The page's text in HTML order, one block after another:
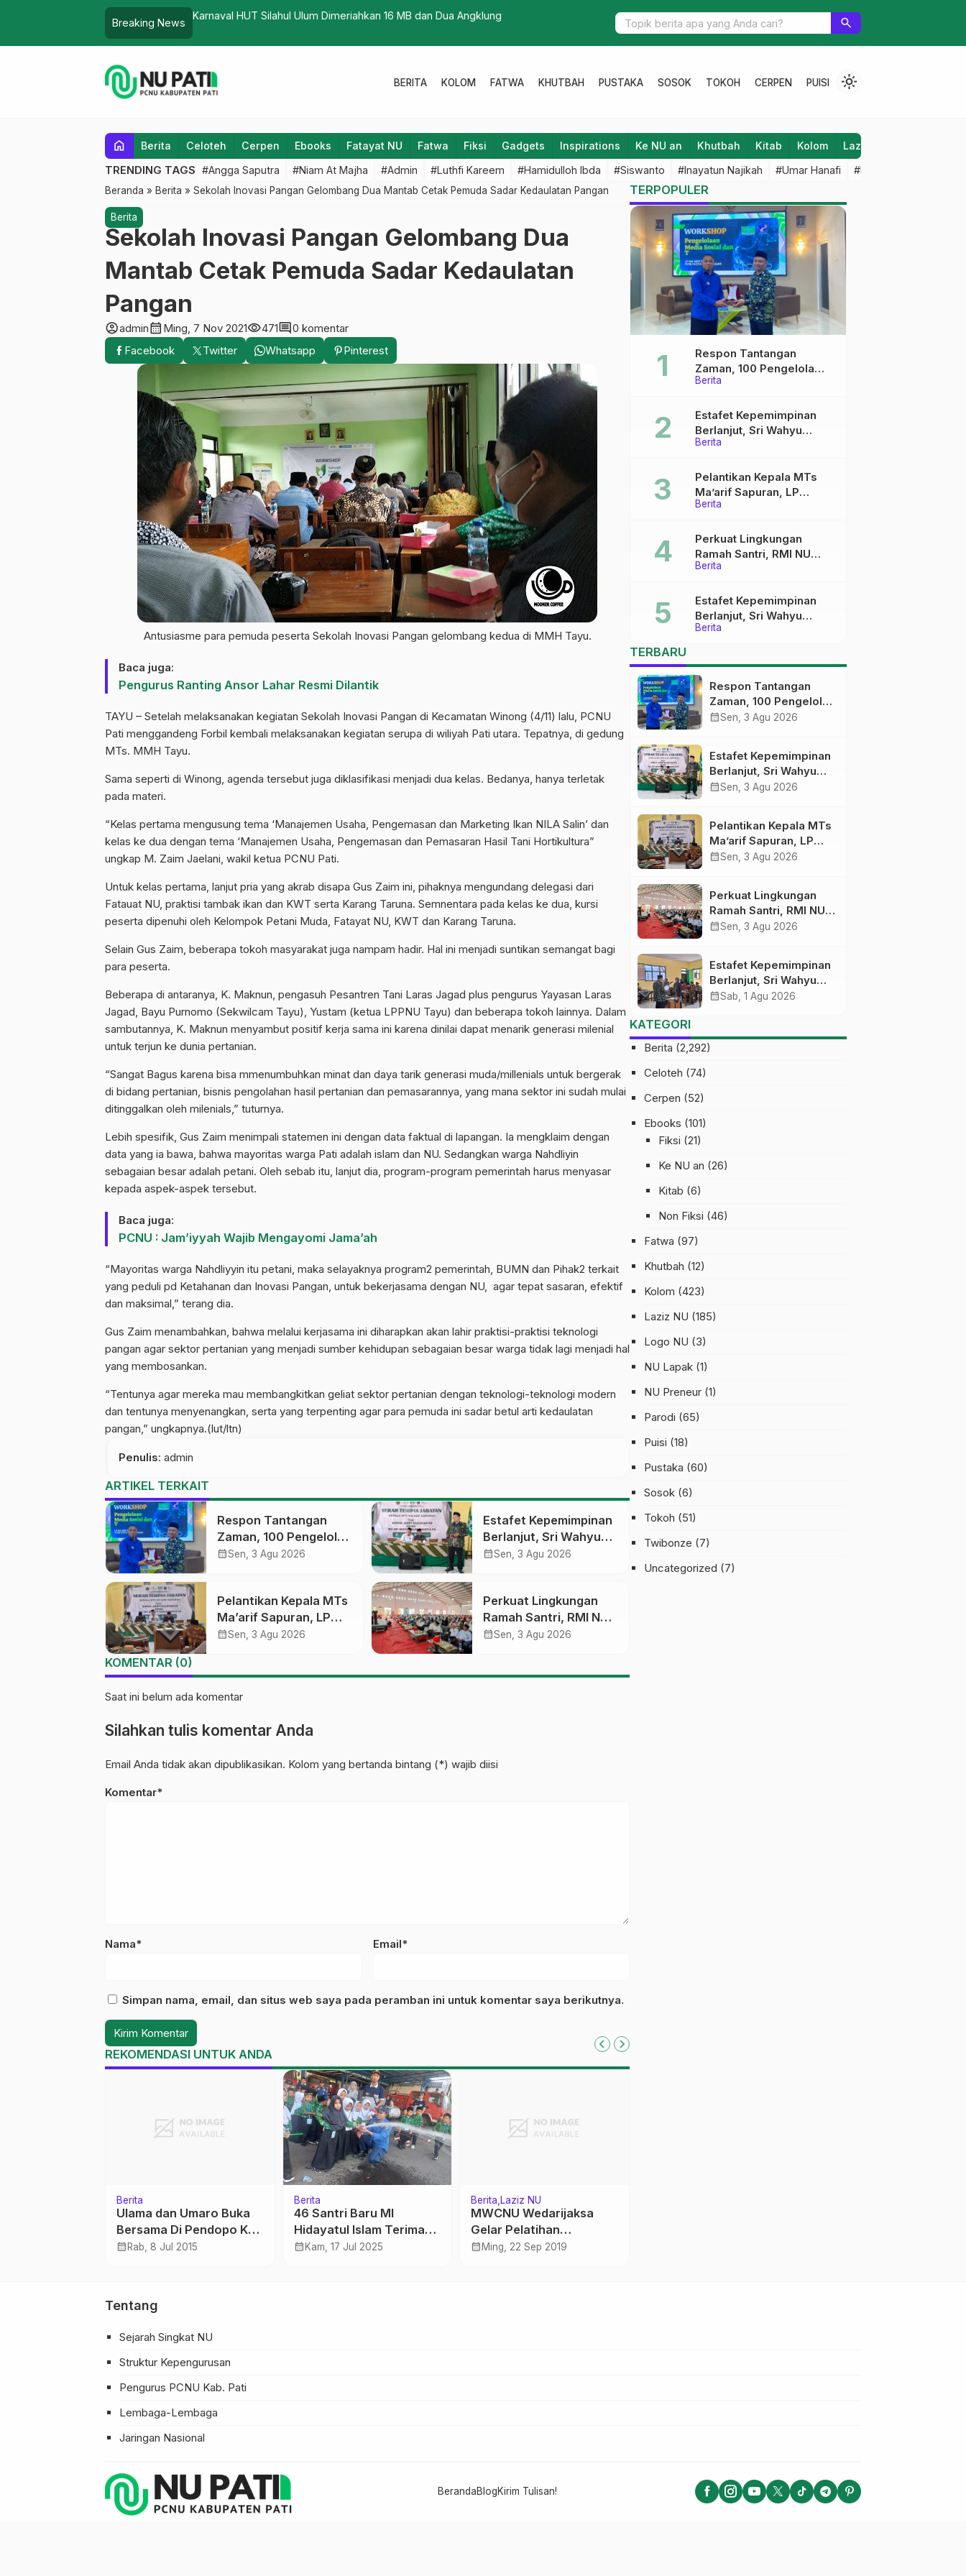
Breaking News
Karnaval HUT Silahul Ulum Dimeriahkan 16 MB dan Dua Angklung Market Day, Cara MI Walisongo Ajarkan Jiwa Wirausaha Islami
search
BERITA KOLOM FATWA KHUTBAH PUSTAKA SOSOK TOKOH CERPEN PUISI light_mode
home Berita Celoteh Cerpen Ebooks Fatayat NU Fatwa Fiksi Gadgets Inspirations Ke NU an Khutbah Kitab Kolom Laziz NU
TRENDING TAGS #Angga Saputra #Niam At Majha #Admin #Luthfi Kareem #Hamidulloh Ibda #Siswanto #Inayatun Najikah #Umar Hanafi #M Iqbal Dawami
Beranda » Berita » Sekolah Inovasi Pangan Gelombang Dua Mantab Cetak Pemuda Sadar Kedaulatan Pangan
Berita
Sekolah Inovasi Pangan Gelombang Dua
Mantab Cetak Pemuda Sadar Kedaulatan
Pangan
account_circleadmincalendar_month Ming, 7 Nov 2021visibility471comment0 komentar
Facebook
Twitter Whatsapp Pinterest
Antusiasme para pemuda peserta Sekolah Inovasi Pangan gelombang kedua di MMH Tayu.
Baca juga:
Pengurus Ranting Ansor Lahar Resmi Dilantik
TAYU – Setelah melaksanakan kegiatan Sekolah Inovasi Pangan di Kecamatan Winong (4/11) lalu, PCNU
Pati menggandeng Forbil kembali melaksanakan kegiatan serupa di wiliyah Pati utara. Tepatnya, di gedung
MTs. MMH Tayu.
Sama seperti di Winong, agenda tersebut juga diklasifikasi menjadi dua kelas. Bedanya, hanya terletak
pada materi.
“Kelas pertama mengusung tema ‘Manajemen Usaha, Pengemasan dan Marketing Ikan NILA Salin’ dan
kelas ke dua dengan tema ‘Manajemen Usaha, Pengemasan dan Pemasaran Hasil Tani Hortikultura”
ungkap M. Zaim Jaelani, wakil ketua PCNU Pati.
Untuk kelas pertama, lanjut pria yang akrab disapa Gus Zaim ini, pihaknya mengundang delegasi dari
Fatauat NU, praktisi tambak ikan dan KWT serta Karang Taruna. Semnentara pada kelas ke dua, kursi
peserta dipenuhi oleh Kelompok Petani Muda, Fatayat NU, KWT dan Karang Taruna.
Selain Gus Zaim, beberapa tokoh masyarakat juga nampam hadir. Hal ini menjadi suntikan semangat bagi
para peserta.
Beberapa di antaranya, K. Maknun, pengasuh Pesantren Tani Laras Jagad plus pengurus Yayasan Laras
Jagad, Bayu Purnomo (Sekwilcam Tayu), Yustam (ketua LPPNU Tayu) dan beberapa tokoh lainnya. Dalam
sambutannya, K. Maknun menyambut positif kerja sama ini karena dinilai dapat menarik generasi milenial
untuk terjun ke dunia pertanian.
“Sangat Bagus karena bisa mmenumbuhkan minat dan daya tarik generasi muda/millenials untuk bergerak
di bidang pertanian, bisnis pengolahan hasil pertanian dan pemasarannya, yang mana sektor ini sudah mulai
ditinggalkan oleh milenials,” tuturnya.
Lebih spesifik, Gus Zaim menimpali statemen ini dengan data faktual di lapangan. Ia mengklaim dengan
data yang ia bawa, bahwa mayoritas warga Pati adalah islam dan NU. Sedangkan warga Nahdliyin
sebagaian besar adalah petani. Oleh sebab itu, lanjut dia, program-program pemerintah harus menyasar
kepada aspek-aspek tersebut.
Baca juga:
PCNU : Jam’iyyah Wajib Mengayomi Jama’ah
“Mayoritas warga Nahdliyyin itu petani, maka selayaknya program2 pemerintah, BUMN dan Pihak2 terkait
yang peduli pd Ketahanan dan Inovasi Pangan, untuk bekerjasama dengan NU, agar tepat sasaran, efektif
dan maksimal,” terang dia.
Gus Zaim menambahkan, bahwa melalui kerjasama ini diharapkan akan lahir praktisi-praktisi teknologi
pangan agar sektor pertanian yang menjadi sumber kehidupan sebagaian besar warga tidak lagi menjadi hal
yang membosankan.
“Tentunya agar mereka mau membangkitkan geliat sektor pertanian dengan teknologi-teknologi modern
dan tentunya menyenangkan, serta yang terpenting agar para pemuda ini sadar betul arti kedaulatan
pangan,” ungkapnya.(lut/ltn)
Penulis: admin
ARTIKEL TERKAIT
Respon Tantangan
Zaman, 100 Pengelola
Medsos Sekolah
Digital
calendar_monthSen, 3 Agu 2026
Estafet Kepemimpinan
Berlanjut, Sri Wahyu
Susilowati Resmi
calendar_monthSen, 3 Agu 2026
Pelantikan Kepala MTs
Ma’arif Sapuran, LP
Ma’arif NU Wonosobo
calendar_monthSen, 3 Agu 2026
Perkuat Lingkungan
Ramah Santri, RMI NU
Gelar ‘Sambang
calendar_monthSen, 3 Agu 2026
KOMENTAR (0)
Saat ini belum ada komentar
Silahkan tulis komentar Anda
Email Anda tidak akan dipublikasikan. Kolom yang bertanda bintang (*) wajib diisi
Komentar*
Nama* Email*
Simpan nama, email, dan situs web saya pada peramban ini untuk komentar saya berikutnya.
REKOMENDASI UNTUK ANDA
Berita
Wagub Turun Tangan
Pantau Vaksinasi
calendar_month Rab, 22 Sep 2021
Berita
Ketua PCNU Buka-
Bukaan, Beberkan
Program Segar (bagian
calendar_month Rab, 26 Jun 2024
Kolom
Pendidikan Responsif
Gender
calendar_monthJum, 30 Jul 2021
TERPOPULER
Berita
Respon Tantangan
Zaman, 100 Pengelola
Medsos Sekolah Ma’arif
Pelatihan Literasi Digital
Berita
Estafet Kepemimpinan
Berlanjut, Sri Wahyu
Susilowati Resmi Pimpin
Berita
Pelantikan Kepala MTs
Ma’arif Sapuran, LP
Ma’arif NU Wonosobo
Kepemimpinan Nahdliyah
Berita
Perkuat Lingkungan
Ramah Santri, RMI NU
Gelar ‘Sambang
Berita
Estafet Kepemimpinan
Berlanjut, Sri Wahyu
Susilowati Resmi Pimpin
TERBARU
Respon Tantangan
Zaman, 100 Pengelola
Medsos Sekolah
Digital
calendar_monthSen, 3 Agu 2026
Estafet Kepemimpinan
Berlanjut, Sri Wahyu
Susilowati Resmi
calendar_monthSen, 3 Agu 2026
Pelantikan Kepala MTs
Ma’arif Sapuran, LP
Ma’arif NU Wonosobo
Kepemimpinan
Nahdliyah
calendar_monthSen, 3 Agu 2026
Perkuat Lingkungan
Ramah Santri, RMI NU
Gelar ‘Sambang
calendar_monthSen, 3 Agu 2026
Estafet Kepemimpinan
Berlanjut, Sri Wahyu
Susilowati Resmi
calendar_monthSab, 1 Agu 2026
KATEGORI
Berita (2,292)
Celoteh (74)
Cerpen (52)
Ebooks (101)
Fiksi (21)
Ke NU an (26)
Kitab (6)
Non Fiksi (46)
Fatwa (97)
Khutbah (12)
Kolom (423)
Laziz NU (185)
Logo NU (3)
NU Lapak (1)
NU Preneur (1)
Parodi (65)
Puisi (18)
Pustaka (60)
Sosok (6)
Tokoh (51)
Twibonze (7)
Uncategorized (7)
Tentang
Sejarah Singkat NU
Struktur Kepengurusan
Pengurus PCNU Kab. Pati
Lembaga-Lembaga
Jaringan Nasional
BerandaBlogKirim Tulisan!